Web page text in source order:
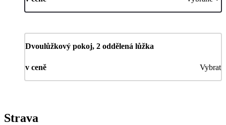
Dvoulůžkový pokoj, 2 oddělená lůžka
v ceně Vybrat
Strava